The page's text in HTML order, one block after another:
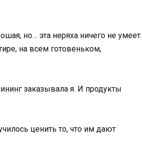
но… эта неряха ничего не умеет.
на всем готовеньком,
заказывала я. И продукты
ценить то, что им дают